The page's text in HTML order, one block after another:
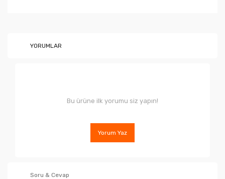
YORUMLAR
Bu ürüne ilk yorumu siz yapın!
Yorum Yaz
Soru & Cevap